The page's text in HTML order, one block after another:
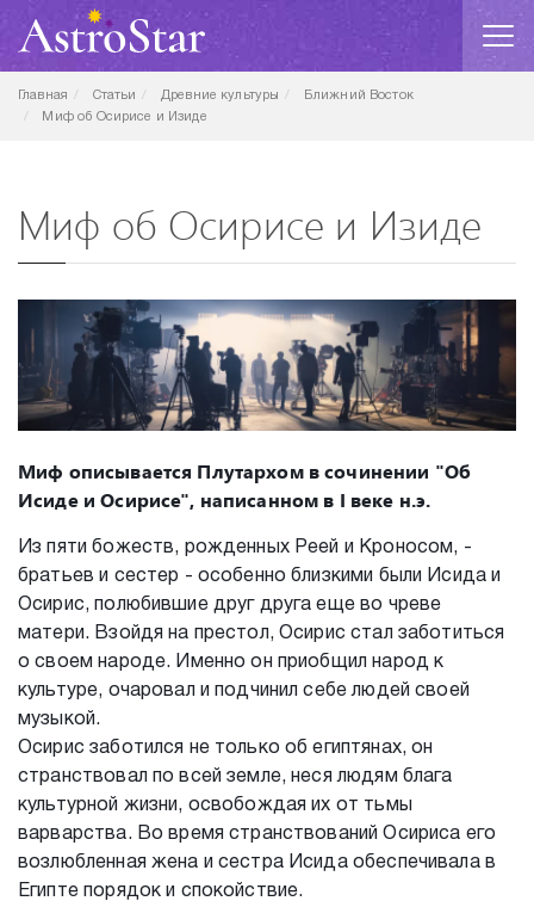
Главная Статьи Древние культуры
Ближний Восток
Миф об Осирисе и Изиде
Миф об Осирисе и Изиде
Миф описывается Плутархом в сочинении "Об
Исиде и Осирисе", написанном в I веке н.э.
Из пяти божеств, рожденных Реей и Кроносом, -
братьев и сестер - особенно близкими были Исида и
Осирис, полюбившие друг друга еще во чреве
матери. Взойдя на престол, Осирис стал заботиться
о своем народе. Именно он приобщил народ к
культуре, очаровал и подчинил себе людей своей
музыкой.
Осирис заботился не только об египтянах, он
странствовал по всей земле, неся людям блага
культурной жизни, освобождая их от тьмы
варварства. Во время странствований Осириса его
возлюбленная жена и сестра Исида обеспечивала в
Египте порядок и спокойствие.